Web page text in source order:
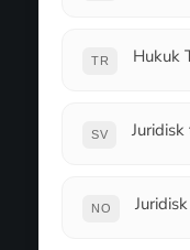
TR Hukuk
SV
NO